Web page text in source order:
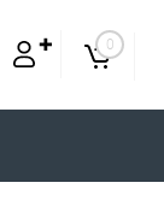
✚ 0